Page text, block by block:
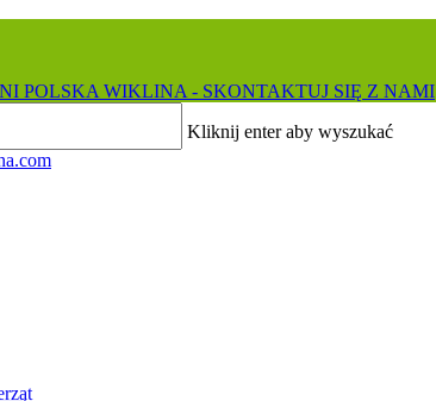
POLSKA WIKLINA - SKONTAKTUJ SIĘ Z NAMI
Kliknij enter aby wyszukać